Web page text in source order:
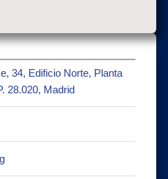
34, Edificio Norte, Planta
28.020, Madrid